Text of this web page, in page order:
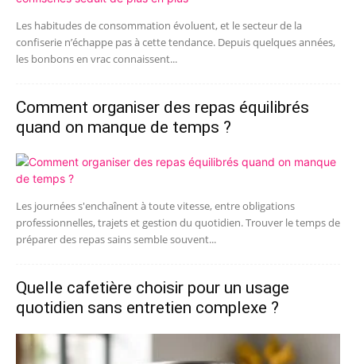
Les habitudes de consommation évoluent, et le secteur de la
confiserie n’échappe pas à cette tendance. Depuis quelques années,
les bonbons en vrac connaissent...
Comment organiser des repas équilibrés
quand on manque de temps ?
Les journées s'enchaînent à toute vitesse, entre obligations
professionnelles, trajets et gestion du quotidien. Trouver le temps de
préparer des repas sains semble souvent...
Quelle cafetière choisir pour un usage
quotidien sans entretien complexe ?